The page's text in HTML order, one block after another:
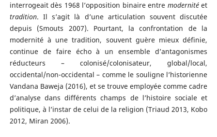
interrogeait dès 1968 l’opposition binaire entre modernitéet
tradition. Il s’agit là d’une articulation souvent discutée
depuis (Smouts 2007). Pourtant, la confrontation de la
modernité à une tradition, souvent guère mieux définie,
continue de faire écho à un ensemble d’antagonismes
réducteurs – colonisé/colonisateur, global/local,
occidental/non-occidental – comme le souligne l’historienne
Vandana Baweja (2016), et se trouve employée comme cadre
d’analyse dans différents champs de l’histoire sociale et
politique, à l’instar de celui de la religion (Triaud 2013, Kobo
2012, Miran 2006).